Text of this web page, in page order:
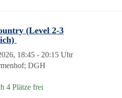
(Level 2-3
18:45 - 20:15 Uhr
DGH
4 Plätze frei